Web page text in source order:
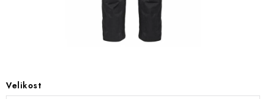
Podmínky ochrany osobních údajů
Velikost